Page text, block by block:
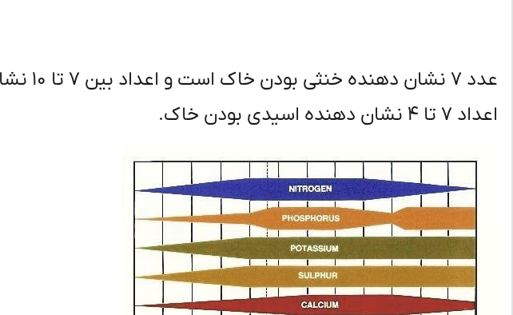
عدد ۷
اعداد ۷ تا ۴ نشان دهنده اسیدی بودن خاک.